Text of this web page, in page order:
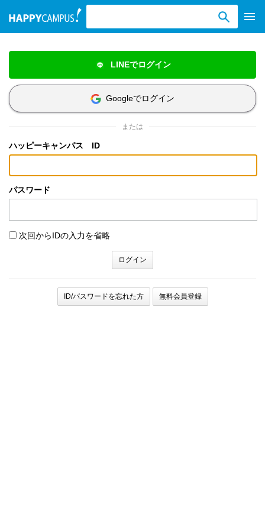
LINEでログイン
Googleでログイン
または
ハッピーキャンパス ID
パスワード
次回からIDの入力を省略
ID/パスワードを忘れた方 無料会員登録